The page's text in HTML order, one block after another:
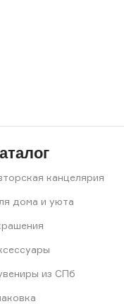
канцелярия
дома и уюта
из СПб